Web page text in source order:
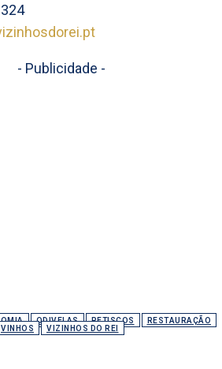
- Publicidade -
ODIVELAS PETISCOS
RESTAURAÇÃO
VINHOS VIZINHOS DO REI